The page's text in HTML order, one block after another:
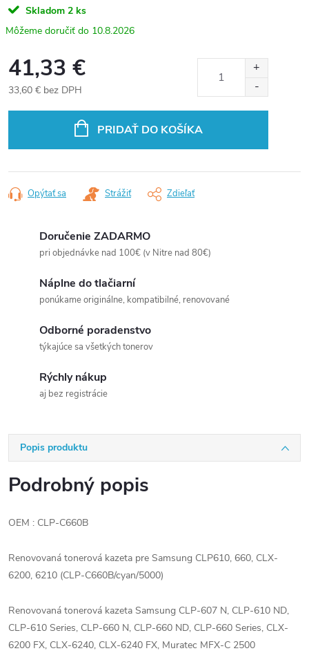
Skladom 2 ks
10.8.2026
41,33 €
33,60 € bez DPH
PRIDAŤ DO KOŠÍKA
Opýtať sa Strážiť Zdieľať
Doručenie ZADARMO
pri objednávke nad 100€ (v Nitre nad 80€)
Náplne do tlačiarní
ponúkame originálne, kompatibilné, renovované
Odborné poradenstvo
týkajúce sa všetkých tonerov
Rýchly nákup
aj bez registrácie
Popis produktu
Podrobný popis
OEM : CLP-C660B
Renovovaná tonerová kazeta pre Samsung CLP610, 660, CLX-
6200, 6210 (CLP-C660B/cyan/5000)
Renovovaná tonerová kazeta Samsung CLP-607 N, CLP-610 ND,
CLP-610 Series, CLP-660 N, CLP-660 ND, CLP-660 Series, CLX-
6200 FX, CLX-6240, CLX-6240 FX, Muratec MFX-C 2500